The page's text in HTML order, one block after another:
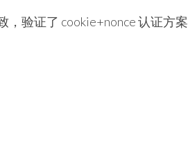
，验证了 cookie+nonce 认证方案